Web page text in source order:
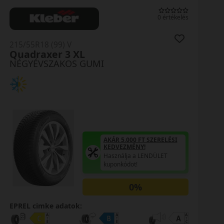
0 értékelés
NÉGYÉVSZAKOS GUMI
Celsius AS2 XL
AKÁR 5.000 FT SZERELÉSI
KEDVEZMÉNY!
Használja a LENDÜLET
kuponkódot!
EPREL cimke adatok: